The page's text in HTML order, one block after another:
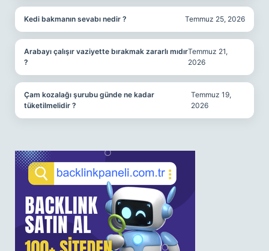
Kedi bakmanın sevabı nedir ? Temmuz 25, 2026
Arabayı çalışır vaziyette bırakmak zararlı mıdır
?
Temmuz 21,
2026
Çam kozalağı şurubu günde ne kadar
tüketilmelidir ?
Temmuz 19,
2026